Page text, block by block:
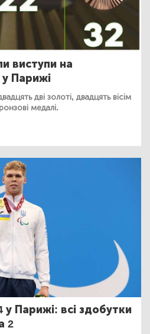
виступи на
у Парижі
дві золоті, двадцять вісім
медалі.
у Парижі: всі здобутки
2